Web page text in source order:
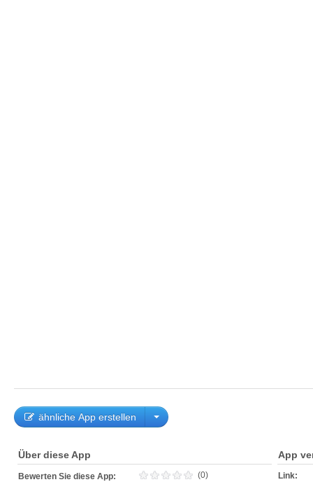
ähnliche App erstellen
Über diese App
Bewerten Sie diese App: (0)
App
Link: